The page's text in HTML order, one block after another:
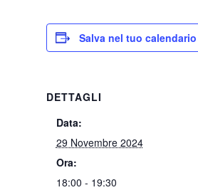
Salva nel tuo calendario
DETTAGLI
Data:
29 Novembre 2024
Ora:
18:00 - 19:30